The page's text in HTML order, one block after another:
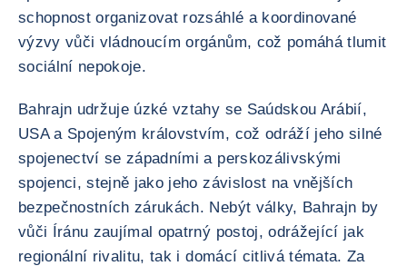
schopnost organizovat rozsáhlé a koordinované
výzvy vůči vládnoucím orgánům, což pomáhá tlumit
sociální nepokoje.
Bahrajn udržuje úzké vztahy se Saúdskou Arábií,
USA a Spojeným královstvím, což odráží jeho silné
spojenectví se západními a perskozálivskými
spojenci, stejně jako jeho závislost na vnějších
bezpečnostních zárukách. Nebýt války, Bahrajn by
vůči Íránu zaujímal opatrný postoj, odrážející jak
regionální rivalitu, tak i domácí citlivá témata. Za